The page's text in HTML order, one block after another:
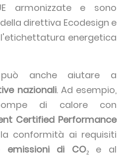
armonizzate e sono
direttiva Ecodesign e
energetica
può anche aiutare a
nazionali. Ad esempio,
di calore con
Certified Performance
conformità ai requisiti
emissioni di CO₂ e al